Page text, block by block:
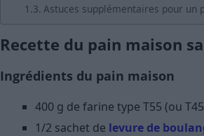
Astuces supplémentaires pour un
Recette du pain maison
Ingrédients du pain maison
400 g de farine type T55 (ou
1/2 sachet de levure de